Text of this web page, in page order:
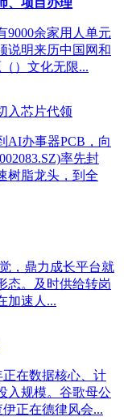
、项目办理
9000余家用人单元
说明来历中国网和
）文化无限...
入芯片代领
AI办事器PCB，向
率先封
树脂龙头，到全
，鼎力成长平台就
态。及时供给转岗
加速人...
正在数据核心、计
入规模。谷歌母公
正在德律风会...